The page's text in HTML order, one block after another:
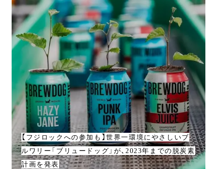
【フジロックへの参加も】世界一環境にやさしいブ
ルワリー「ブリュードッグ」が、2023年までの脱炭素
計画を発表